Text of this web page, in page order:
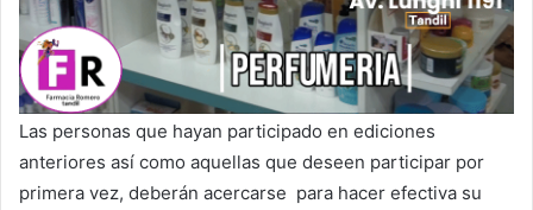
Las personas que hayan participado en ediciones
anteriores así como aquellas que deseen participar por
primera vez, deberán acercarse para hacer efectiva su